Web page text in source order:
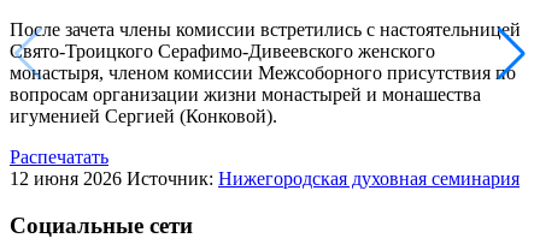
После зачета члены комиссии встретились с настоятельницей
Свято-Троицкого Серафимо-Дивеевского женского
монастыря, членом комиссии Межсоборного присутствия по
вопросам организации жизни монастырей и монашества
игуменией Сергией (Конковой).
Распечатать
12 июня 2026 Источник: Нижегородская духовная семинария
Социальные сети